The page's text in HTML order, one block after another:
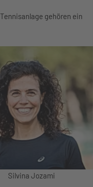
gehören ein
Silvina Jozami